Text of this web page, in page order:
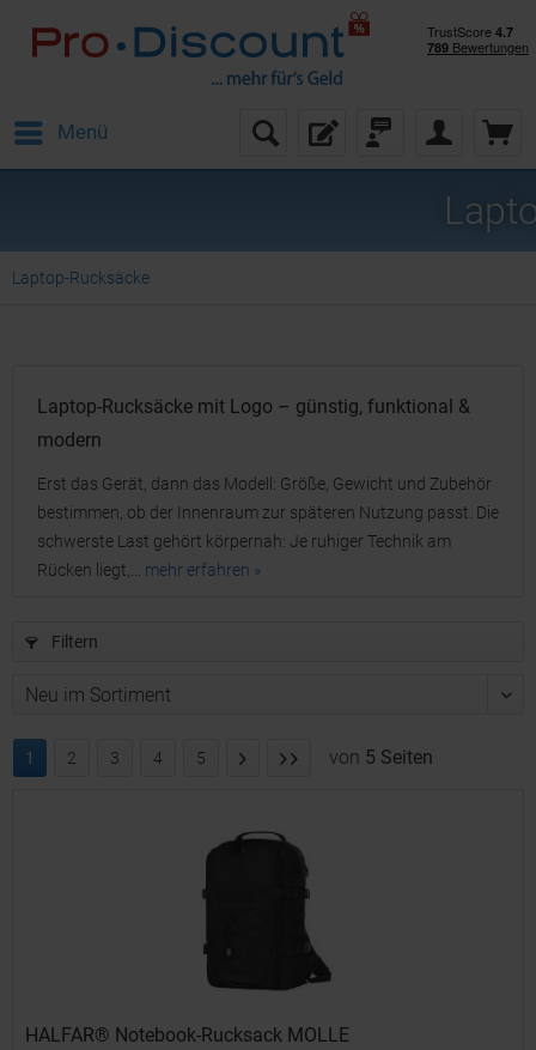
Menü
Laptop-Rucksäcke
Laptop-Rucksäcke mit Logo – günstig, funktional &
modern
Erst das Gerät, dann das Modell: Größe, Gewicht und Zubehör
bestimmen, ob der Innenraum zur späteren Nutzung passt. Die
schwerste Last gehört körpernah: Je ruhiger Technik am
Rücken liegt,... mehr erfahren »
Filtern
1 2 3 4 5 von 5 Seiten
HALFAR® Notebook-Rucksack MOLLE